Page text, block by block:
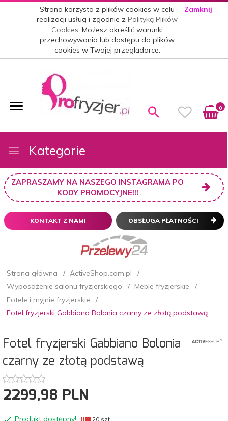
Strona korzysta z plików cookies w celu
realizacji usług i zgodnie zPolityką Plików
Cookies. Możesz określić warunki
przechowywania lub dostępu do plików
cookies w Twojej przeglądarce.
Zamknij
0
Kategorie
ZAPRASZAMY NA NASZEGO INSTAGRAMA PO
KODY PROMOCYJNE!!!
KONTAKT Z NAMI OBSŁUGA PŁATNOŚCI
Strona główna
ActiveShop.com.pl
Wyposażenie salonu fryzjerskiego
Meble fryzjerskie
Fotele i myjnie fryzjerskie
Fotel fryzjerski Gabbiano Bolonia czarny ze złotą podstawą
Fotel fryzjerski Gabbiano Bolonia
czarny ze złotą podstawą
2299,98 PLN
Produkt dostępny! 20 szt.